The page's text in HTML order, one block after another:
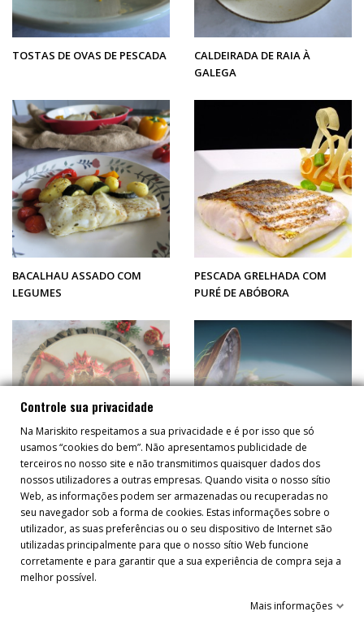
TOSTAS DE OVAS DE PESCADA
CALDEIRADA DE RAIA À
GALEGA
BACALHAU ASSADO COM
LEGUMES
PESCADA GRELHADA COM
PURÉ DE ABÓBORA
SANTOLA DA GALIZA
NATURAL
ARROZ PRETO COM MAIONESE
DE ALHO E CAVIAR DO TIBETE
CARREGAR MAIS
Controle sua privacidade
Na Mariskito respeitamos a sua privacidade e é por isso que só
usamos “cookies do bem”. Não apresentamos publicidade de
terceiros no nosso site e não transmitimos quaisquer dados dos
nossos utilizadores a outras empresas. Quando visita o nosso sítio
Web, as informações podem ser armazenadas ou recuperadas no
seu navegador sob a forma de cookies. Estas informações sobre o
utilizador, as suas preferências ou o seu dispositivo de Internet são
utilizadas principalmente para que o nosso sítio Web funcione
corretamente e para garantir que a sua experiência de compra seja a
melhor possível.
Mais informações